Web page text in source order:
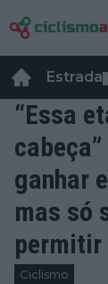
Estrada
“Essa
ganhar
mas só
permitir
Ciclismo